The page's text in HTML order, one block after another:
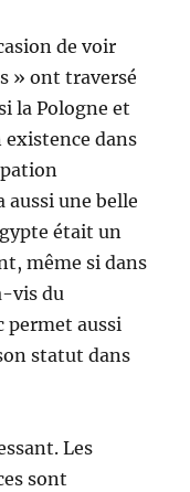
de voir
» ont traversé
la Pologne et
dans
aussi une belle
était un
même si dans
vis du
permet aussi
statut dans
Les
sont